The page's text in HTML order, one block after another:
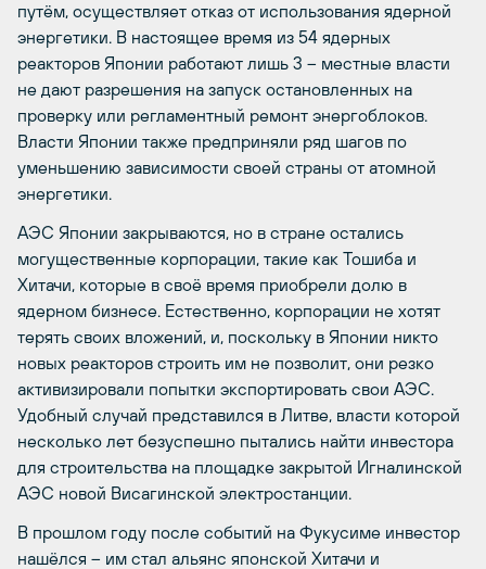
путём, осуществляет отказ от использования ядерной
энергетики. В настоящее время из 54 ядерных
реакторов Японии работают лишь 3 – местные власти
не дают разрешения на запуск остановленных на
проверку или регламентный ремонт энергоблоков.
Власти Японии также предприняли ряд шагов по
уменьшению зависимости своей страны от атомной
энергетики.
АЭС Японии закрываются, но в стране остались
могущественные корпорации, такие как Тошиба и
Хитачи, которые в своё время приобрели долю в
ядерном бизнесе. Естественно, корпорации не хотят
терять своих вложений, и, поскольку в Японии никто
новых реакторов строить им не позволит, они резко
активизировали попытки экспортировать свои АЭС.
Удобный случай представился в Литве, власти которой
несколько лет безуспешно пытались найти инвестора
для строительства на площадке закрытой Игналинской
АЭС новой Висагинской электростанции.
В прошлом году после событий на Фукусиме инвестор
нашёлся – им стал альянс японской Хитачи и